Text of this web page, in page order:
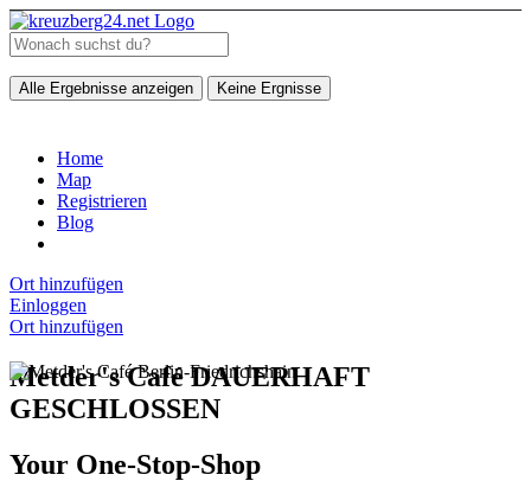
Alle Ergebnisse anzeigen Keine Ergnisse
Home
Map
Registrieren
Blog
Ort hinzufügen
Einloggen
Ort hinzufügen
Metder's Café DAUERHAFT
GESCHLOSSEN
Your One-Stop-Shop